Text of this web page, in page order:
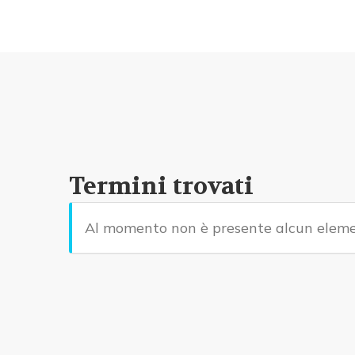
Termini trovati
Al momento non è presente alcun